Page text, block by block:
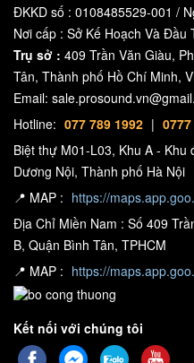
ĐKKD số : 0108485529-001 /
Nơi cấp : Sở Kế Hoạch Và
Trụ sở : 409 Trần Văn Giàu,
Tân, Thành phố Hồ Chí Minh,
Email:
Hotline: 077 789 1992 |
Biệt thự M01-L03, Khu A -
Dương Nội, Thành phố Hà Nội
📍 MAP : https://
Địa Chỉ Miền Nam : Số 409
B, Quận Bình Tân, TPHCM
📍 MAP : https://
Kết nối với chúng tôi